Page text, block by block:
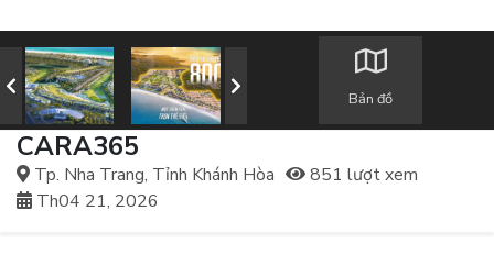
Bản đồ
CARA365
Tp. Nha Trang, Tỉnh Khánh Hòa
851 lượt xem
Th04 21, 2026